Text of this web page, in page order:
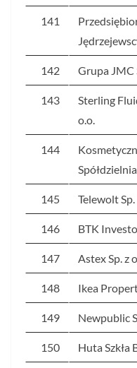
141
142 Grupa JMC
143
Sterling
o.o.
144
145 Telewolt Sp.
146 BTK
147 Astex Sp. z
148 Ikea
149 Newpublic
150 Huta Szkła